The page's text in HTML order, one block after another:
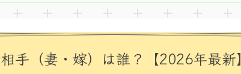
手（妻・嫁）は誰？【2026年最新】